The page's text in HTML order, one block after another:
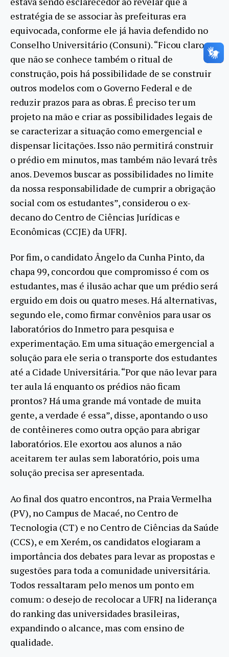
estratégia de se associar às prefeituras era
equivocada, conforme ele já havia defendido no
Conselho Universitário (Consuni). “Ficou claro
que não se conhece também o ritual de
construção, pois há possibilidade de se construir
outros modelos com o Governo Federal e de
reduzir prazos para as obras. É preciso ter um
projeto na mão e criar as possibilidades legais de
se caracterizar a situação como emergencial e
dispensar licitações. Isso não permitirá construir
o prédio em minutos, mas também não levará três
anos. Devemos buscar as possibilidades no limite
da nossa responsabilidade de cumprir a obrigação
social com os estudantes”, considerou o ex-
decano do Centro de Ciências Jurídicas e
Econômicas (CCJE) da UFRJ.
Por fim, o candidato Ângelo da Cunha Pinto, da
chapa 99, concordou que compromisso é com os
estudantes, mas é ilusão achar que um prédio será
erguido em dois ou quatro meses. Há alternativas,
segundo ele, como firmar convênios para usar os
laboratórios do Inmetro para pesquisa e
experimentação. Em uma situação emergencial a
solução para ele seria o transporte dos estudantes
até a Cidade Universitária. “Por que não levar para
ter aula lá enquanto os prédios não ficam
prontos? Há uma grande má vontade de muita
gente, a verdade é essa”, disse, apontando o uso
de contêineres como outra opção para abrigar
laboratórios. Ele exortou aos alunos a não
aceitarem ter aulas sem laboratório, pois uma
solução precisa ser apresentada.
Ao final dos quatro encontros, na Praia Vermelha
(PV), no Campus de Macaé, no Centro de
Tecnologia (CT) e no Centro de Ciências da Saúde
(CCS), e em Xerém, os candidatos elogiaram a
importância dos debates para levar as propostas e
sugestões para toda a comunidade universitária.
Todos ressaltaram pelo menos um ponto em
comum: o desejo de recolocar a UFRJ na liderança
do ranking das universidades brasileiras,
expandindo o alcance, mas com ensino de
qualidade.